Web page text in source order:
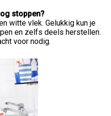
stoppen?
witte vlek. Gelukkig kun je
en zelfs deels herstellen.
voor nodig.